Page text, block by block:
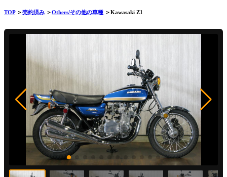
TOP＞売約済み ＞Others/その他の車種 ＞Kawasaki Z1